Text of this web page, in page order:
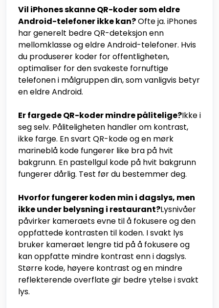
Vil iPhones skanne QR-koder som eldre
Android-telefoner ikke kan?Ofte ja. iPhones
har generelt bedre QR-deteksjon enn
mellomklasse og eldre Android-telefoner. Hvis
du produserer koder for offentligheten,
optimaliser for den svakeste fornuftige
telefonen i målgruppen din, som vanligvis betyr
en eldre Android.
Er fargede QR-koder mindre pålitelige?Ikke i
seg selv. Påliteligheten handler om kontrast,
ikke farge. En svart QR-kode og en mørk
marineblå kode fungerer like bra på hvit
bakgrunn. En pastellgul kode på hvit bakgrunn
fungerer dårlig. Test før du bestemmer deg.
Hvorfor fungerer koden min i dagslys, men
ikke under belysning i restaurant?Lysnivåer
påvirker kameraets evne til å fokusere og den
oppfattede kontrasten til koden. I svakt lys
bruker kameraet lengre tid på å fokusere og
kan oppfatte mindre kontrast enn i dagslys.
Større kode, høyere kontrast og en mindre
reflekterende overflate gir bedre ytelse i svakt
lys.